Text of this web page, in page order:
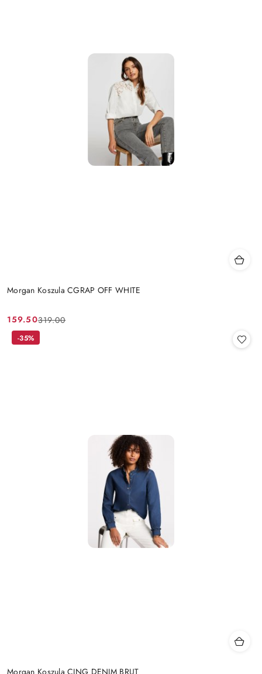
Morgan Koszula CGRAP OFF WHITE
Cena
promocyjna:
159.50
Cena
przed
319.00
-35%